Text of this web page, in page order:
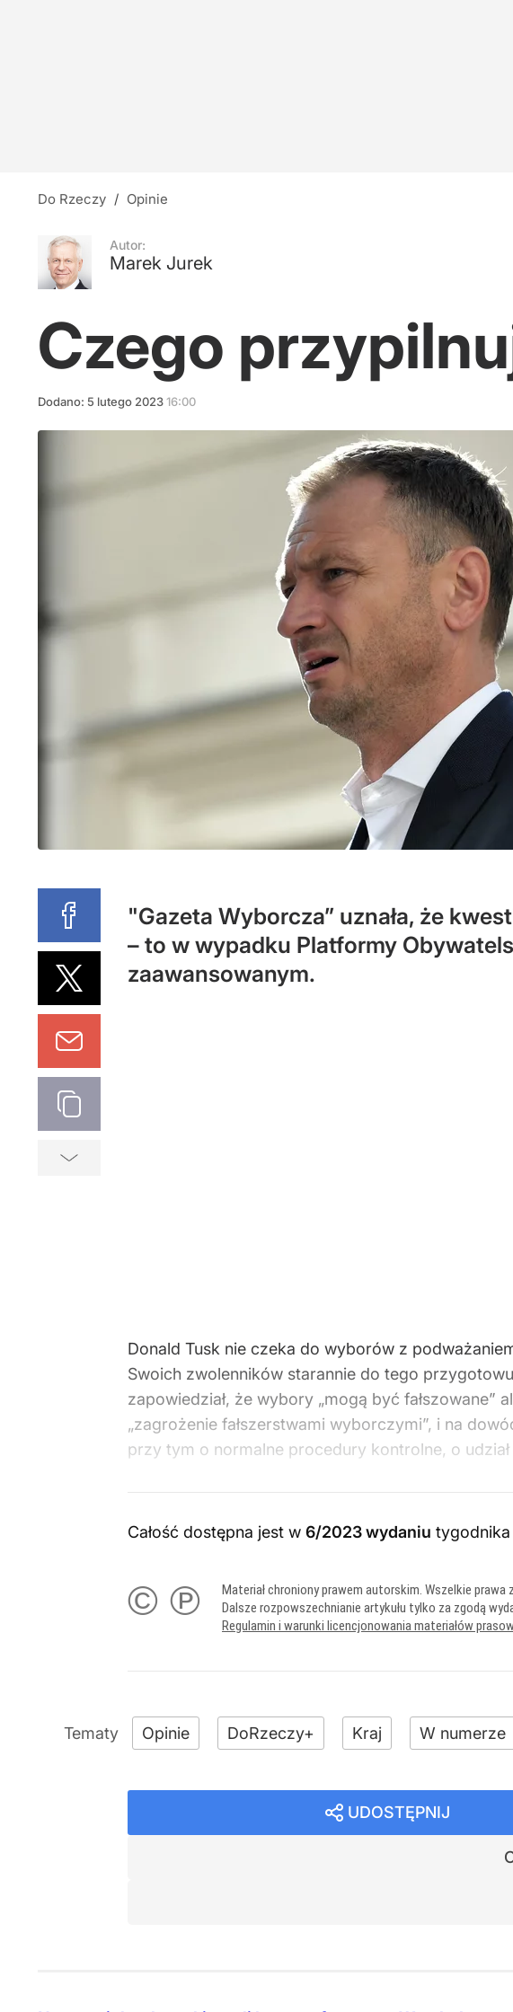
5
Do Rzeczy / Opinie
Autor:
Marek Jurek
Czego
Dodano: 5 lutego 202316:00
"Gazeta Wyborcza” uznała, że
– to w wypadku Platformy
zaawansowanym.
Donald Tusk nie czeka do wyborów z
Swoich zwolenników starannie do tego
zapowiedział, że wybory „mogą być fałszowane”
„zagrożenie fałszerstwami wyborczymi”, i na
przy tym o normalne procedury kontrolne, o
Całość dostępna jest w 6/2023 wydaniu
© ℗
Materiał chroniony prawem autorskim. Wszelkie prawa
Dalsze rozpowszechnianie artykułu tylko za zgodą
Regulamin i warunki licencjonowania materiałów
Opinie DoRzeczy+ Kraj W numerze
UDOSTĘPNIJ